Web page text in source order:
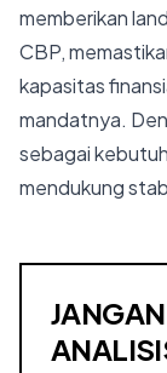
memberikan
CBP,
kapasitas
mandatnya.
sebagai
mendukung